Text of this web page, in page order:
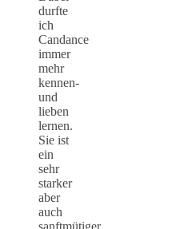
durfte
ich
Candance
immer
mehr
kennen-
und
lieben
lernen.
Sie ist
ein
sehr
starker
aber
auch
sanftmütiger